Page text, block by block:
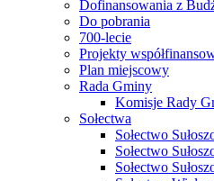
Dofinansowania z
Do pobrania
700-lecie
Projekty
Plan miejscowy
Rada Gminy
Komisje Rady
Sołectwa
Sołectwo
Sołectwo
Sołectwo